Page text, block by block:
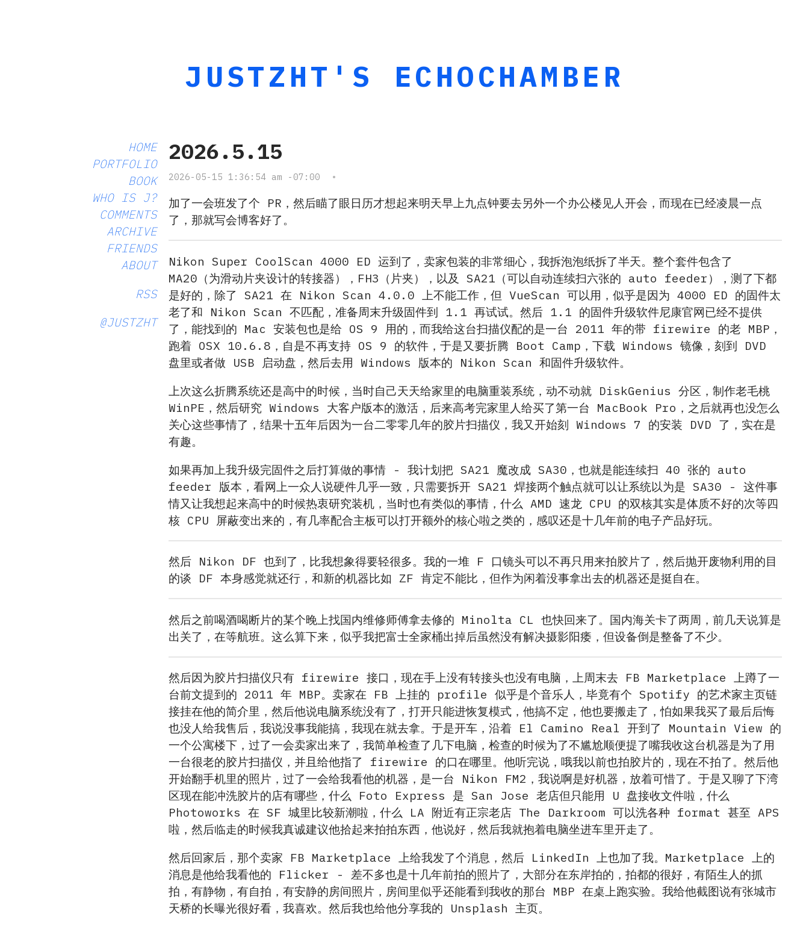
JUSTZHT'S ECHOCHAMBER
HOME
PORTFOLIO
BOOK
WHO IS J?
COMMENTS
ARCHIVE
FRIENDS
ABOUT
RSS
@JUSTZHT
2026.5.15
2026-05-15 1:36:54 am -07:00 •
加了一会班发了个 PR，然后瞄了眼日历才想起来明天早上九点钟要去另外一个办公楼见人开会，而现在已经凌晨一点
了，那就写会博客好了。
Nikon Super CoolScan 4000 ED 运到了，卖家包装的非常细心，我拆泡泡纸拆了半天。整个套件包含了
MA20（为滑动片夹设计的转接器），FH3（片夹），以及 SA21（可以自动连续扫六张的 auto feeder），测了下都
是好的，除了 SA21 在 Nikon Scan 4.0.0 上不能工作，但 VueScan 可以用，似乎是因为 4000 ED 的固件太
老了和 Nikon Scan 不匹配，准备周末升级固件到 1.1 再试试。然后 1.1 的固件升级软件尼康官网已经不提供
了，能找到的 Mac 安装包也是给 OS 9 用的，而我给这台扫描仪配的是一台 2011 年的带 firewire 的老 MBP，
跑着 OSX 10.6.8，自是不再支持 OS 9 的软件，于是又要折腾 Boot Camp，下载 Windows 镜像，刻到 DVD
盘里或者做 USB 启动盘，然后去用 Windows 版本的 Nikon Scan 和固件升级软件。
上次这么折腾系统还是高中的时候，当时自己天天给家里的电脑重装系统，动不动就 DiskGenius 分区，制作老毛桃
WinPE，然后研究 Windows 大客户版本的激活，后来高考完家里人给买了第一台 MacBook Pro，之后就再也没怎么
关心这些事情了，结果十五年后因为一台二零零几年的胶片扫描仪，我又开始刻 Windows 7 的安装 DVD 了，实在是
有趣。
如果再加上我升级完固件之后打算做的事情 - 我计划把 SA21 魔改成 SA30，也就是能连续扫 40 张的 auto
feeder 版本，看网上一众人说硬件几乎一致，只需要拆开 SA21 焊接两个触点就可以让系统以为是 SA30 - 这件事
情又让我想起来高中的时候热衷研究装机，当时也有类似的事情，什么 AMD 速龙 CPU 的双核其实是体质不好的次等四
核 CPU 屏蔽变出来的，有几率配合主板可以打开额外的核心啦之类的，感叹还是十几年前的电子产品好玩。
然后 Nikon DF 也到了，比我想象得要轻很多。我的一堆 F 口镜头可以不再只用来拍胶片了，然后抛开废物利用的目
的谈 DF 本身感觉就还行，和新的机器比如 ZF 肯定不能比，但作为闲着没事拿出去的机器还是挺自在。
然后之前喝酒喝断片的某个晚上找国内维修师傅拿去修的 Minolta CL 也快回来了。国内海关卡了两周，前几天说算是
出关了，在等航班。这么算下来，似乎我把富士全家桶出掉后虽然没有解决摄影阳痿，但设备倒是整备了不少。
然后因为胶片扫描仪只有 firewire 接口，现在手上没有转接头也没有电脑，上周末去 FB Marketplace 上蹲了一
台前文提到的 2011 年 MBP。卖家在 FB 上挂的 profile 似乎是个音乐人，毕竟有个 Spotify 的艺术家主页链
接挂在他的简介里，然后他说电脑系统没有了，打开只能进恢复模式，他搞不定，他也要搬走了，怕如果我买了最后后悔
也没人给我售后，我说没事我能搞，我现在就去拿。于是开车，沿着 El Camino Real 开到了 Mountain View 的
一个公寓楼下，过了一会卖家出来了，我简单检查了几下电脑，检查的时候为了不尴尬顺便提了嘴我收这台机器是为了用
一台很老的胶片扫描仪，并且给他指了 firewire 的口在哪里。他听完说，哦我以前也拍胶片的，现在不拍了。然后他
开始翻手机里的照片，过了一会给我看他的机器，是一台 Nikon FM2，我说啊是好机器，放着可惜了。于是又聊了下湾
区现在能冲洗胶片的店有哪些，什么 Foto Express 是 San Jose 老店但只能用 U 盘接收文件啦，什么
Photoworks 在 SF 城里比较新潮啦，什么 LA 附近有正宗老店 The Darkroom 可以洗各种 format 甚至 APS
啦，然后临走的时候我真诚建议他拾起来拍拍东西，他说好，然后我就抱着电脑坐进车里开走了。
然后回家后，那个卖家 FB Marketplace 上给我发了个消息，然后 LinkedIn 上也加了我。Marketplace 上的
消息是他给我看他的 Flicker - 差不多也是十几年前拍的照片了，大部分在东岸拍的，拍都的很好，有陌生人的抓
拍，有静物，有自拍，有安静的房间照片，房间里似乎还能看到我收的那台 MBP 在桌上跑实验。我给他截图说有张城市
天桥的长曝光很好看，我喜欢。然后我也给他分享我的 Unsplash 主页。